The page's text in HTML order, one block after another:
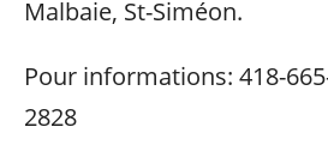
Malbaie, St-Siméon.
Pour informations: 418-
2828